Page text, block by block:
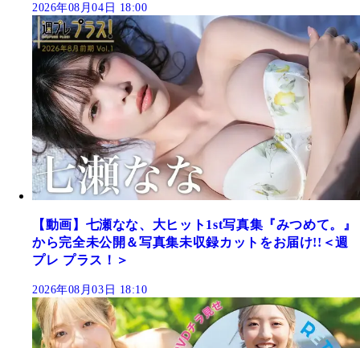
2026年08月04日 18:00
【動画】七瀬なな、大ヒット1st写真集『みつめて。』
から完全未公開＆写真集未収録カットをお届け!!＜週
プレ プラス！＞
2026年08月03日 18:10